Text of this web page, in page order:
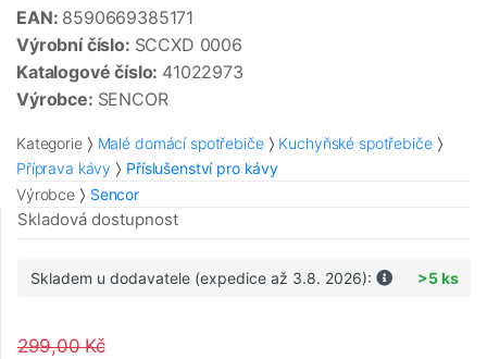
EAN: 8590669385171
Výrobní číslo: SCCXD 0006
Katalogové číslo: 41022973
Výrobce: SENCOR
Kategorie Malé domácí spotřebiče
Kuchyňské spotřebiče
Příprava kávy
Příslušenství pro kávy
Výrobce
Sencor
Skladová dostupnost
Skladem u dodavatele (expedice až 3.8. 2026): >5 ks
299,00 Kč